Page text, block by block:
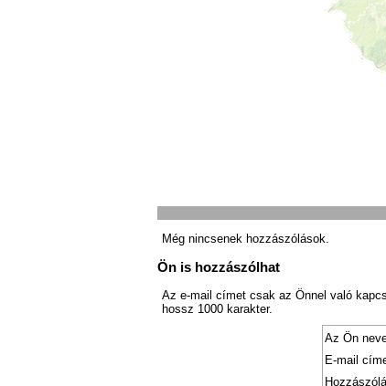
Még nincsenek hozzászólások.
Ön is hozzászólhat
Az e-mail címet csak az Önnel való
hossz 1000 karakter.
Az Ön
E-mail